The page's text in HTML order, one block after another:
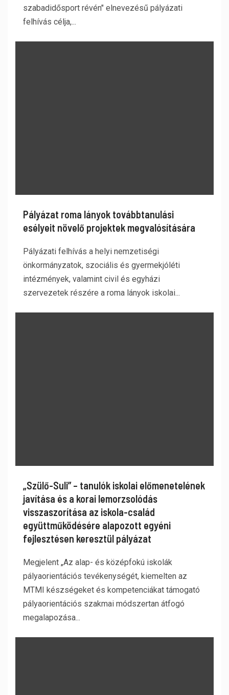
szabadidősport révén" elnevezésű pályázati
felhívás célja,...
Pályázat roma lányok továbbtanulási
esélyeit növelő projektek megvalósítására
Pályázati felhívás a helyi nemzetiségi
önkormányzatok, szociális és gyermekjóléti
intézmények, valamint civil és egyházi
szervezetek részére a roma lányok iskolai...
„Szülő-Suli” – tanulók iskolai előmenetelének
javítása és a korai lemorzsolódás
visszaszorítása az iskola-család
együttműködésére alapozott egyéni
fejlesztésen keresztül pályázat
Megjelent „Az alap- és középfokú iskolák
pályaorientációs tevékenységét, kiemelten az
MTMI készségeket és kompetenciákat támogató
pályaorientációs szakmai módszertan átfogó
megalapozása...